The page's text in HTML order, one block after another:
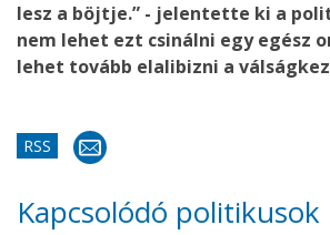
lesz a böjtje.” - jelentette ki a
nem lehet ezt csinálni egy egész
lehet tovább elalibizni a
RSS
Kapcsolódó politikusok